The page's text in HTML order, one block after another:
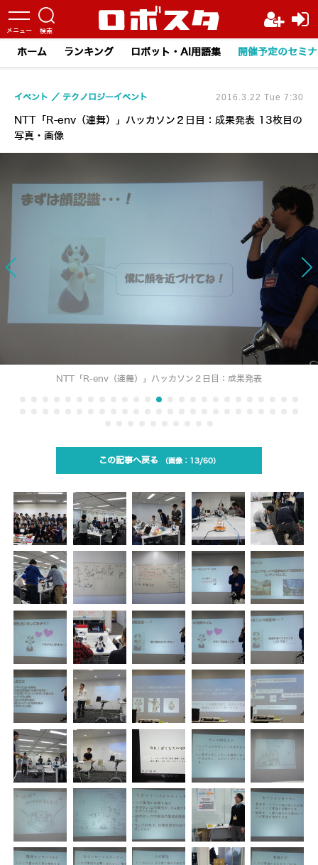
ホーム ランキング ロボット・AI用語集 開催予定のセミ
NTT「R-env（連舞）」ハッカソン２日目：成果発表 13枚目の
写真・画像
イベント テクノロジーイベント 2016.3.22 Tue 7:30
NTT「R-env（連舞）」ハッカソン２日目：成果発表
この記事へ戻る 13/60